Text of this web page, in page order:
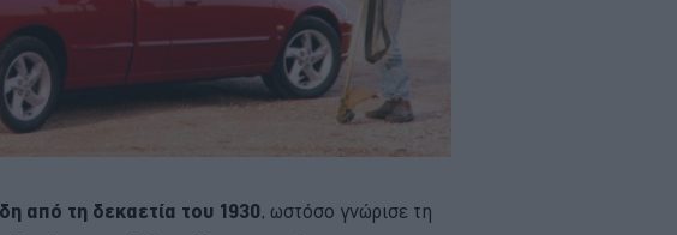
από τη δεκαετία του 1930, ωστόσο γνώρισε τη